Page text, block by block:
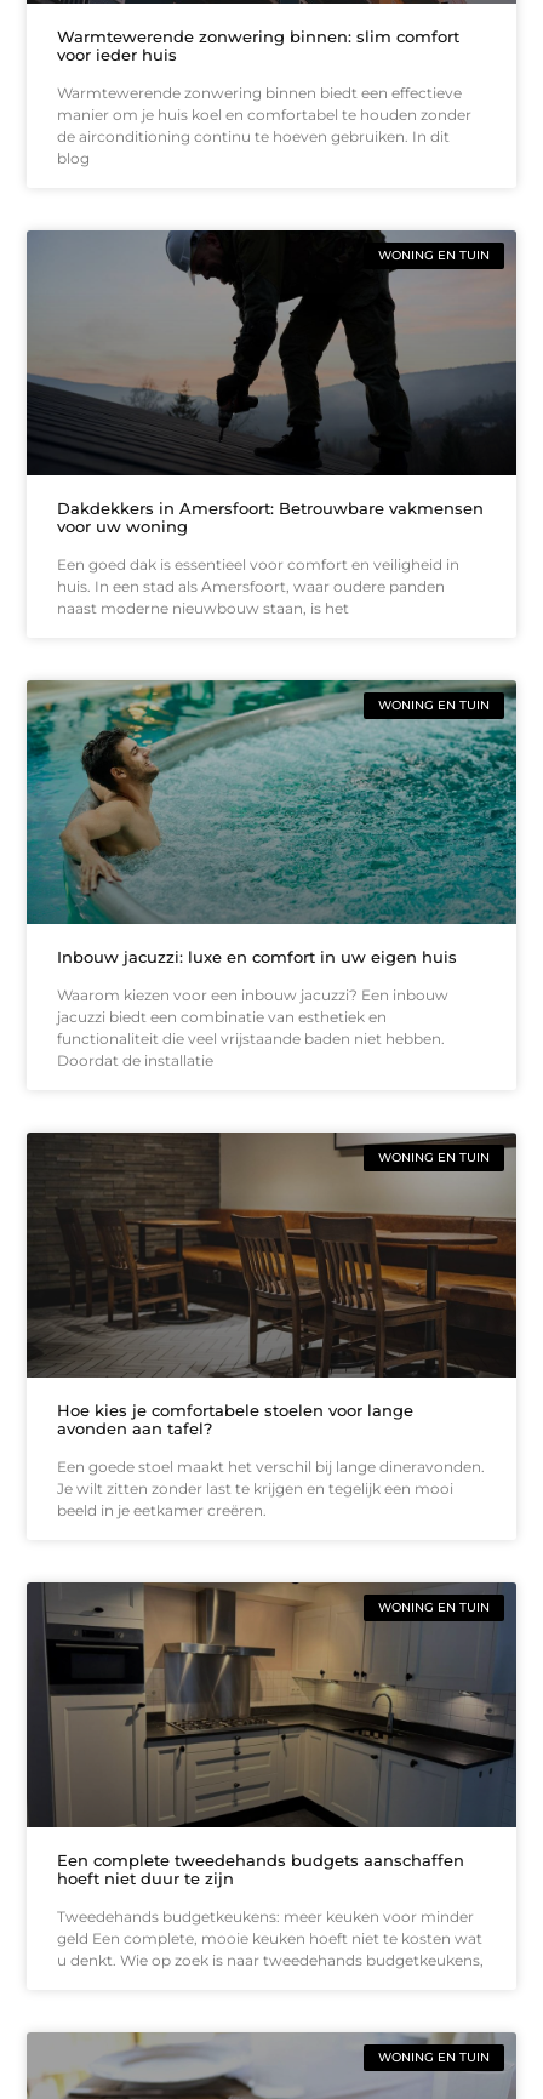
Warmtewerende zonwering binnen: slim comfort
voor ieder huis
Warmtewerende zonwering binnen biedt een effectieve
manier om je huis koel en comfortabel te houden zonder
de airconditioning continu te hoeven gebruiken. In dit
blog
WONING EN TUIN
Dakdekkers in Amersfoort: Betrouwbare vakmensen
voor uw woning
Een goed dak is essentieel voor comfort en veiligheid in
huis. In een stad als Amersfoort, waar oudere panden
naast moderne nieuwbouw staan, is het
WONING EN TUIN
Inbouw jacuzzi: luxe en comfort in uw eigen huis
Waarom kiezen voor een inbouw jacuzzi? Een inbouw
jacuzzi biedt een combinatie van esthetiek en
functionaliteit die veel vrijstaande baden niet hebben.
Doordat de installatie
WONING EN TUIN
Hoe kies je comfortabele stoelen voor lange
avonden aan tafel?
Een goede stoel maakt het verschil bij lange dineravonden.
Je wilt zitten zonder last te krijgen en tegelijk een mooi
beeld in je eetkamer creëren.
WONING EN TUIN
Een complete tweedehands budgets aanschaffen
hoeft niet duur te zijn
Tweedehands budgetkeukens: meer keuken voor minder
geld Een complete, mooie keuken hoeft niet te kosten wat
u denkt. Wie op zoek is naar tweedehands budgetkeukens,
WONING EN TUIN